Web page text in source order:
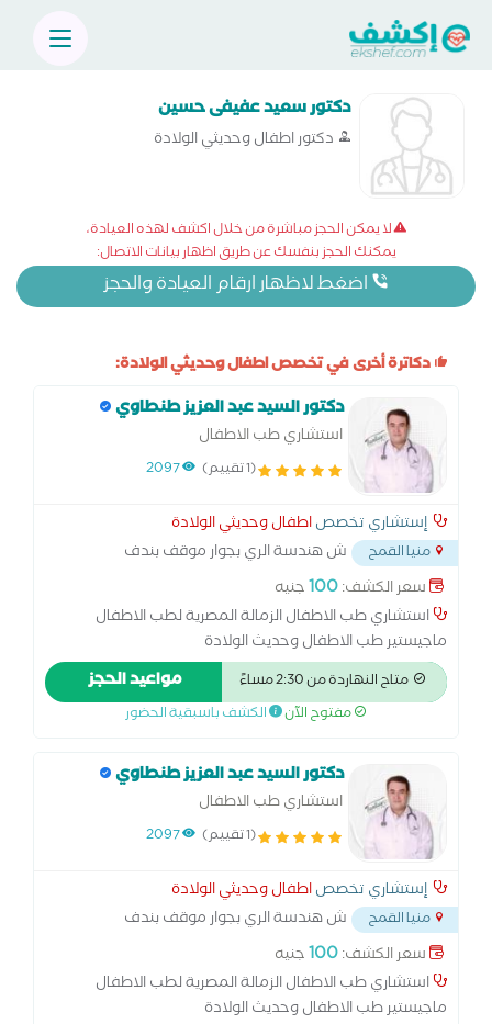
دكتور سعيد عفيفى حسين
دكتور اطفال وحديثي الولادة
لا يمكن الحجز مباشرة من خلال اكشف لهذه العيادة،
يمكنك الحجز بنفسك عن طريق اظهار بيانات الاتصال:
اضغط لاظهار ارقام العيادة والحجز
دكاترة أخرى في تخصص اطفال وحديثي الولادة:
دكتور السيد عبد العزيز طنطاوي
استشاري طب الاطفال
(1 تقييم) 2097
إستشاري تخصصاطفال وحديثي الولادة
منيا القمح
ش هندسة الري بجوار موقف بندف
والتلين...
سعر الكشف:100جنيه
استشاري طب الاطفال الزمالة المصرية لطب الاطفال
ماجيستير طب الاطفال وحديث الولادة
متاح النهاردة من 2:30 مساءً مواعيد الحجز
مفتوح الآن الكشف باسبقية الحضور
دكتور السيد عبد العزيز طنطاوي
استشاري طب الاطفال
(1 تقييم) 2097
إستشاري تخصصاطفال وحديثي الولادة
منيا القمح
ش هندسة الري بجوار موقف بندف
والتلين...
سعر الكشف:100جنيه
استشاري طب الاطفال الزمالة المصرية لطب الاطفال
ماجيستير طب الاطفال وحديث الولادة